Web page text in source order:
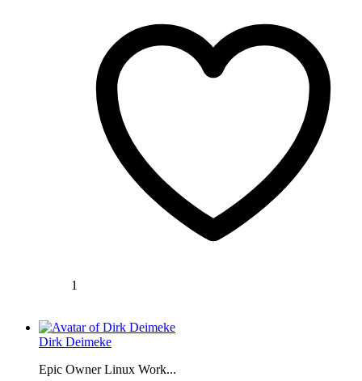
1
Dirk Deimeke
Epic Owner Linux Work...